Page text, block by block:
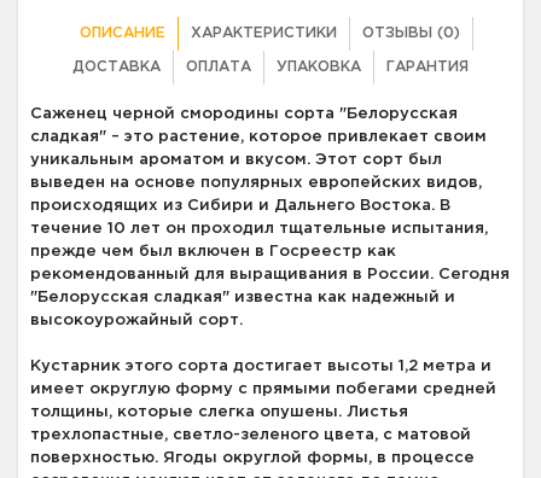
ОПИСАНИЕ ХАРАКТЕРИСТИКИ ОТЗЫВЫ (0)
ДОСТАВКА ОПЛАТА УПАКОВКА ГАРАНТИЯ
Саженец черной смородины сорта "Белорусская
сладкая" – это растение, которое привлекает своим
уникальным ароматом и вкусом. Этот сорт был
выведен на основе популярных европейских видов,
происходящих из Сибири и Дальнего Востока. В
течение 10 лет он проходил тщательные испытания,
прежде чем был включен в Госреестр как
рекомендованный для выращивания в России. Сегодня
"Белорусская сладкая" известна как надежный и
высокоурожайный сорт.
Кустарник этого сорта достигает высоты 1,2 метра и
имеет округлую форму с прямыми побегами средней
толщины, которые слегка опушены. Листья
трехлопастные, светло-зеленого цвета, с матовой
поверхностью. Ягоды округлой формы, в процессе